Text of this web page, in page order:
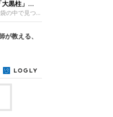
夫婦のベッド
。飼い主さ
くんとてん
の成長記録で
間もない生後
ムと、どち
匹
ていた小さな
@Kingponzu
）ユーザー
モちゃん（取
ちらは、モ
影された一
ョンの駐輪場
れた当時の姿
。
35℃を
黒柱」
た姿にグッ
の中で見つか
てられたその
存在へと成長
かった、ミニ
歩きをしてい
のドンちゃ
るのは、
さん
、推定6才／
イ）。ドンち
ちゃんが見つ
の勤め先の敷
が教える、